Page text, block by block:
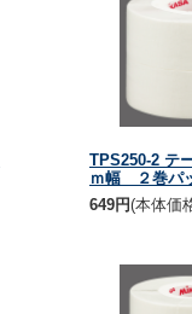
TPS250-2 テ
ｍ幅 ２巻パ
649円(本体価